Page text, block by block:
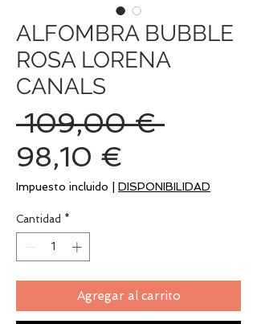
ALFOMBRA BUBBLE
ROSA LORENA
CANALS
109,00 € Precio
98,10 €
de
Impuesto incluido DISPONIBILIDAD
Cantidad *
Agregar al carrito